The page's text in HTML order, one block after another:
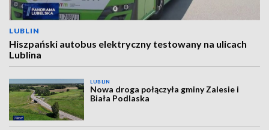
LUBLIN
Hiszpański autobus elektryczny testowany na ulicach
Lublina
LUBLIN
Nowa droga połączyła gminy Zalesie i
Biała Podlaska